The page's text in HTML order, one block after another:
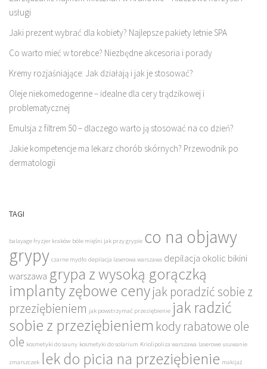
usługi
Jaki prezent wybrać dla kobiety? Najlepsze pakiety letnie SPA
Co warto mieć w torebce? Niezbędne akcesoria i porady
Kremy rozjaśniające: Jak działają i jak je stosować?
Oleje niekomedogenne – idealne dla cery trądzikowej i
problematycznej
Emulsja z filtrem 50 – dlaczego warto ją stosować na co dzień?
Jakie kompetencje ma lekarz chorób skórnych? Przewodnik po
dermatologii
TAGI
balayage fryzjer kraków bóle mięśni jak przy grypie co na objawy
grypy czarne mydło depilacja laserowa warszawa depilacja okolic bikini
warszawa grypa z wysoką gorączką
implanty zębowe cenyjak poradzić sobie z
przeziębieniem jak powstrzymać przeziębienie jak radzić
sobie z przeziębieniem kody rabatowe ole
ole kosmetyki do sauny kosmetyki do solarium Kriolipoliza warszawa laserowe usuwanie
zmarszczek lek do picia na przeziębienie makijaż